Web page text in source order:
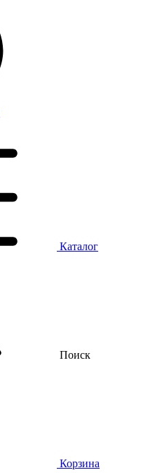
Каталог
Поиск
Корзина